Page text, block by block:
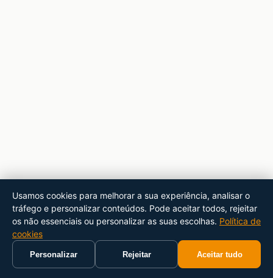
Usamos cookies para melhorar a sua experiência, analisar o
tráfego e personalizar conteúdos. Pode aceitar todos, rejeitar
os não essenciais ou personalizar as suas escolhas. Política de
cookies
Personalizar Rejeitar Aceitar tudo